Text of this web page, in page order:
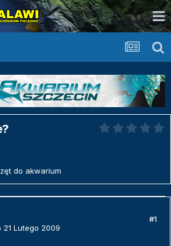
do akwarium
21 Lutego 2009
#1